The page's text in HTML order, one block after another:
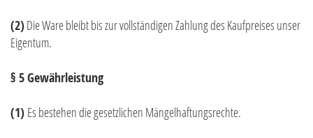
(2)Die Ware bleibt bis zur vollständigen Zahlung des Kaufpreises unser
Eigentum.
§ 5 Gewährleistung
(1) Es bestehen die gesetzlichen Mängelhaftungsrechte.